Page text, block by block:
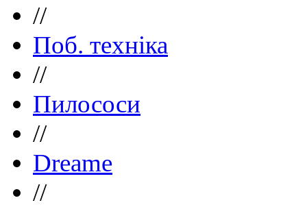
//
Поб. техніка
//
Пилососи
//
Dreame
//